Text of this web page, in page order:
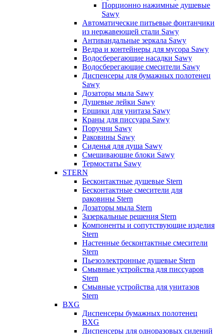
Порционно нажимные душевые
Sawy
Автоматические питьевые фонтанчики
из нержавеющей стали Sawy
Антивандальные зеркала Sawy
Ведра и контейнеры для мусора Sawy
Водосберегающие насадки Sawy
Водосберегающие смесители Sawy
Диспенсеры для бумажных полотенец
Sawy
Дозаторы мыла Sawy
Душевые лейки Sawy
Ершики для унитаза Sawy
Краны для писсуара Sawy
Поручни Sawy
Раковины Sawy
Сиденья для душа Sawy
Смешивающие блоки Sawy
Термостаты Sawy
STERN
Бесконтактные душевые Stern
Бесконтактные смесители для
раковины Stern
Дозаторы мыла Stern
Зазеркальные решения Stern
Компоненты и сопутствующие изделия
Stern
Настенные бесконтактные смесители
Stern
Пьезоэлектронные душевые Stern
Смывные устройства для писсуаров
Stern
Смывные устройства для унитазов
Stern
BXG
Диспенсеры бумажных полотенец
BXG
Диспенсеры для одноразовых сидений